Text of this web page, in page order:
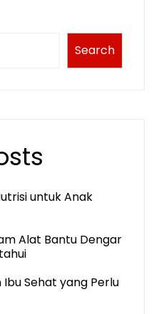
Search
untuk Anak
Alat Bantu Dengar
Ibu Sehat yang Perlu